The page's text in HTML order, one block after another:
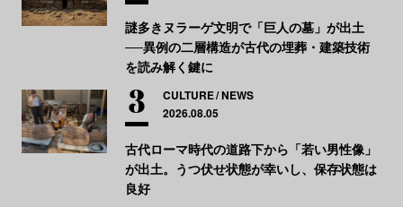
謎多きヌラーゲ文明で「巨人の墓」が出土
──異例の二層構造が古代の埋葬・建築技術
を読み解く鍵に
CULTURE NEWS
2026.08.05
古代ローマ時代の道路下から「若い男性像」
が出土。うつ伏せ状態が幸いし、保存状態は
良好